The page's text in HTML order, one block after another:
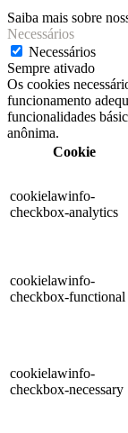
Saiba mais sobre
Necessários
Necessários
Sempre ativado
Os cookies
funcionamento
funcionalidades
anônima.
Cookie
cookielawinfo-
checkbox-analytics
cookielawinfo-
checkbox-functional
cookielawinfo-
checkbox-necessary